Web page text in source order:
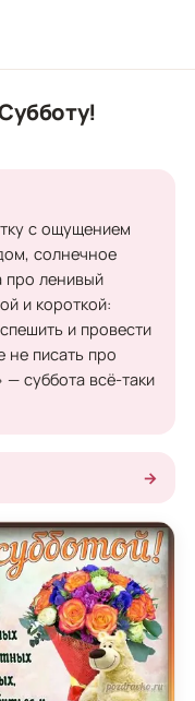
с ощущением
солнечное
про ленивый
и короткой:
и провести
не писать про
— суббота всё-таки
→